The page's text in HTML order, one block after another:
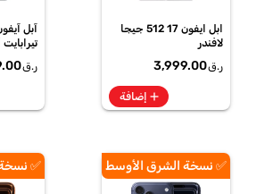
ابل ايفون 17 512 جيجا
لافندر
ر.ق3,999.00
add إضافة
ر.ق
✅ نسخة الشرق الأوسط ✅ نسخة الشرق الأوسط